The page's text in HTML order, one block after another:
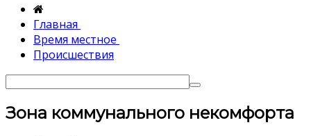
Главная
Время местное
Происшествия
Зона коммунального некомфорта